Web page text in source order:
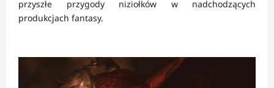
przyszłe przygody niziołków w nadchodzących
produkcjach fantasy.